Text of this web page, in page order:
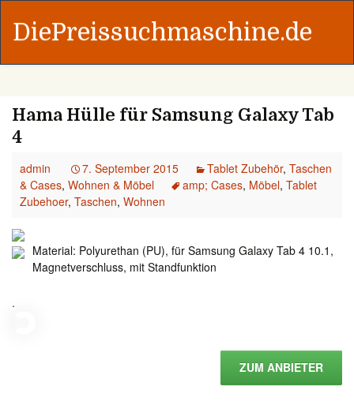
DiePreissuchmaschine.de
Hama Hülle für Samsung Galaxy Tab
4
admin 7. September 2015 Tablet Zubehör, Taschen
& Cases, Wohnen & Möbel amp; Cases, Möbel, Tablet
Zubehoer, Taschen, Wohnen
Material: Polyurethan (PU), für Samsung Galaxy Tab 4 10.1,
Magnetverschluss, mit Standfunktion
.
ZUM ANBIETER